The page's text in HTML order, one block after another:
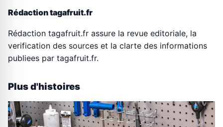
Rédaction tagafruit.fr
Rédaction tagafruit.fr assure la revue editoriale, la
verification des sources et la clarte des informations
publiees par tagafruit.fr.
Plus d'histoires